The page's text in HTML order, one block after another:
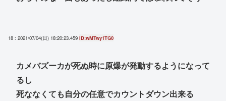
18 : 2021/07/04(日) 18:20:23.459 ID:wMTwy1TG0
カメバズーカが死ぬ時に原爆が発動するようになって
るし
死ななくても自分の任意でカウントダウン出来る